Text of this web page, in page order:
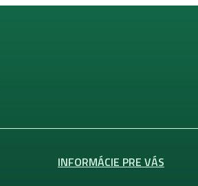
INFORMÁCIE PRE VÁS